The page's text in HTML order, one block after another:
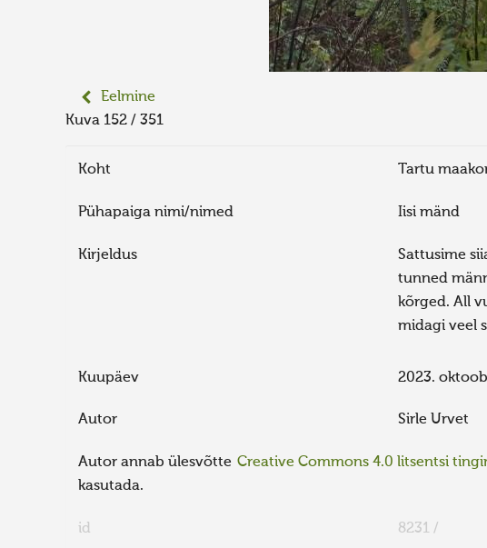
Eelmine
Kuva 152 / 351
Koht Tartu
Pühapaiga nimi/nimed Iisi mänd
Kirjeldus
Sattusime
tunned
kõrged. All
midagi veel
Kuupäev 2023.
Autor Sirle Urvet
Autor annab ülesvõtte Creative Commons 4.0 litsentsi
kasutada.
id 8231 /